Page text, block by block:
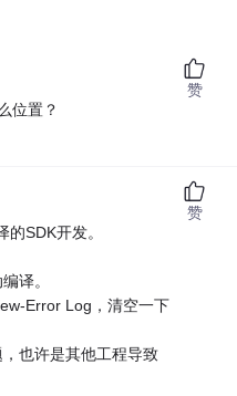
位置？
赞
SDK开发。
译。
Error Log，清空一下
也许是其他工程导致
赞